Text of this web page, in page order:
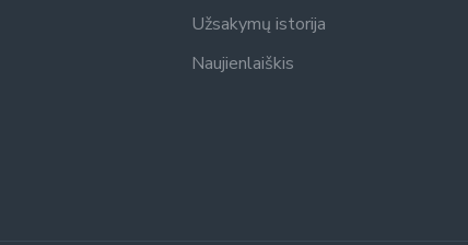
Užsakymų istorija
Naujienlaiškis